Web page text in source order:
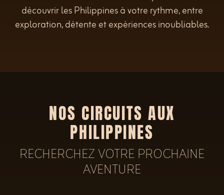
découvrir les Philippines à votre rythme, entre
exploration, détente et expériences inoubliables.
NOS CIRCUITS AUX
PHILIPPINES
RECHERCHEZ VOTRE PROCHAINE
AVENTURE